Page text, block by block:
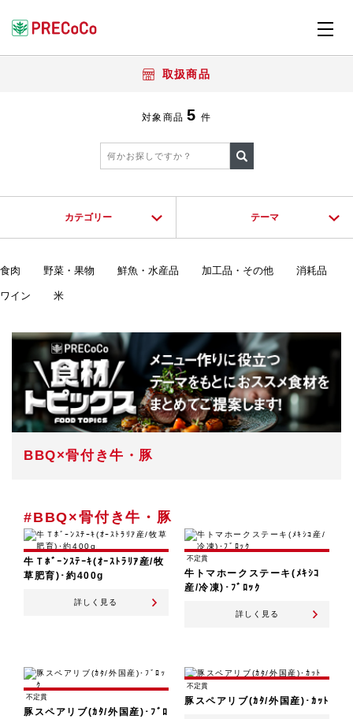
取扱商品
対象商品 5 件
カテゴリー テーマ
食肉 野菜・果物 鮮魚・水産品 加工品・その他 消耗品
ワイン 米
BBQ×骨付き牛・豚
#BBQ×骨付き牛・豚
牛Ｔﾎﾞｰﾝｽﾃｰｷ(ｵｰｽﾄﾗﾘｱ産/牧
草肥育)･約400g
詳しく見る
不定貫
牛トマホークステーキ(ﾒｷｼｺ
産/冷凍)･ﾌﾞﾛｯｸ
詳しく見る
不定貫
豚スペアリブ(ｶﾀ/外国産)･ﾌﾞﾛ
不定貫
豚スペアリブ(ｶﾀ/外国産)･ｶｯﾄ